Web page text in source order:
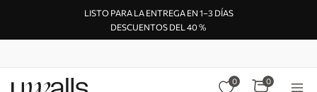
LISTO PARA LA ENTREGA EN 1–3 DÍAS
DESCUENTOS DEL 40 %
0 0